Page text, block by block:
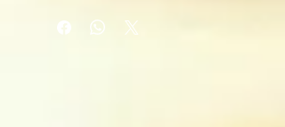
JPG zum Ausdrucken